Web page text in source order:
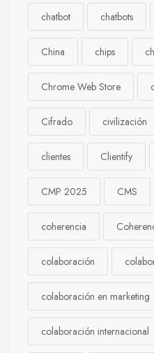
chatbot chatbots
China chips
Chrome Web Store
Cifrado civilización
clientes Clientify
CMP 2025 CMS
coherencia
colaboración
colaboración en marketing
colaboración internacional